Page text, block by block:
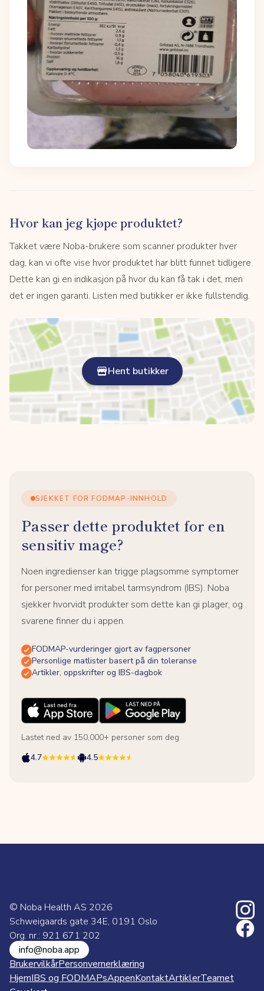
Hvor kan jeg kjøpe produktet?
Takket være Noba-brukere som scanner produkter hver
dag, kan vi ofte vise hvor produktet har blitt funnet tidligere.
Dette kan gi en indikasjon på hvor du kan få tak i det, men
det er ingen garanti. Listen med butikker er ikke fullstendig.
Hent butikker
SJEKKET FOR FODMAP-INNHOLD
Passer dette produktet for en
sensitiv mage?
Noen ingredienser kan trigge plagsomme symptomer
for personer med irritabel tarmsyndrom (IBS). Noba
sjekker hvorvidt produkter som dette kan gi plager, og
svarene finner du i appen.
FODMAP-vurderinger gjort av fagpersoner
Personlige matlister basert på din toleranse
Artikler, oppskrifter og IBS-dagbok
Lastet ned av 150,000+ personer som deg
4.7
4.5
© Noba Health AS 2026
Schweigaards gate 34E, 0191 Oslo
Org. nr.: 921 671 202
info@noba.app
BrukervilkårPersonvernerklæring
HjemIBS og FODMAPsAppenKontaktArtiklerTeamet